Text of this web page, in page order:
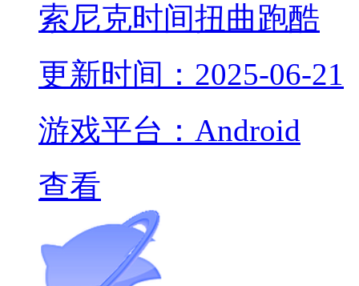
索尼克时间扭曲跑酷
更新时间：2025-06-21
游戏平台：Android
查看